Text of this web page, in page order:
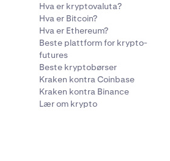
Hva er kryptovaluta?
Hva er Bitcoin?
Hva er Ethereum?
Beste plattform for krypto-
futures
Beste kryptobørser
Kraken kontra Coinbase
Kraken kontra Binance
Lær om krypto